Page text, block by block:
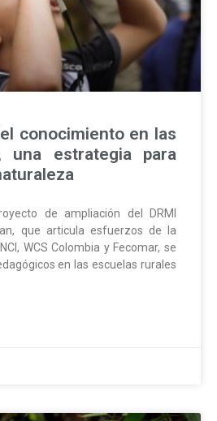
conocimiento en las
una estrategia para
de ampliación del DRMI
que articula esfuerzos de la
WCS Colombia y Fecomar, se
en las escuelas rurales